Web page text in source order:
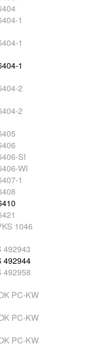
1
1
1
2
2
SI
WI
1
1046
492943
492944
492958
PC-KW
PC-KW
PC-KW